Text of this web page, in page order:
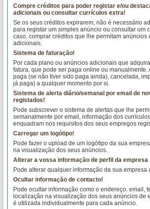
Compre créditos para poder registar e/ou
adicionais ou consultar currículos extra!
Se os seus créditos expirarem, não é necessário
para registar um simples anúncio ou consultar um
caso, comprar créditos que lhe permitam anúncios
adicionais.
Sistema de faturação!
Por cada plano ou anúncios adicionais que
fatura, que pode ser paga online ou manualmente.
paga (se não tiver sido paga ainda), cancelada,
já paga) a qualquer momento por si.
Sistema de alerta diário/semanal por email de
registados!
Pode subscrever o sistema de alertas que lhe
semanalmente por email, informação dos
enquadram nos requisitos dos seus empregos
Carregar um logótipo!
Pode fazer o upload de um logótipo da sua
na visualização dos seus anúncios.
Alterar a vossa informação de perfil da empresa
Pode alterar qualquer informação da sua empresa
Ocultar informação de contacto!
Pode ocultar informação como o endereço, email,
localização na visualização dos seus anúncios de
é utilizada individualmente para cada anúncio.